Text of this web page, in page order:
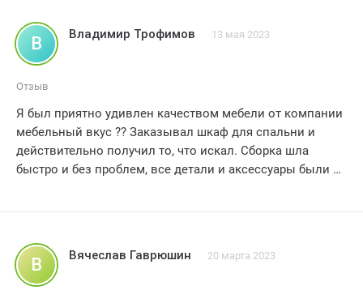
В Владимир Трофимов 13 мая 2023
Отзыв
Я был приятно удивлен качеством мебели от компании
мебельный вкус ?? Заказывал шкаф для спальни и
действительно получил то, что искал. Сборка шла
быстро и без проблем, все детали и аксессуары были в
Спасибо мебельный вкус за отличный сервис и
хорошую мебель! Буду рекомендовать друзьям и
знакомым.
В Вячеслав Гаврюшин 20 марта 2023